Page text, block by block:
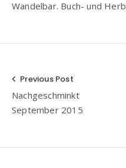
Wandelbar. Buch- und
Previous Post
Nachgeschminkt
September 2015